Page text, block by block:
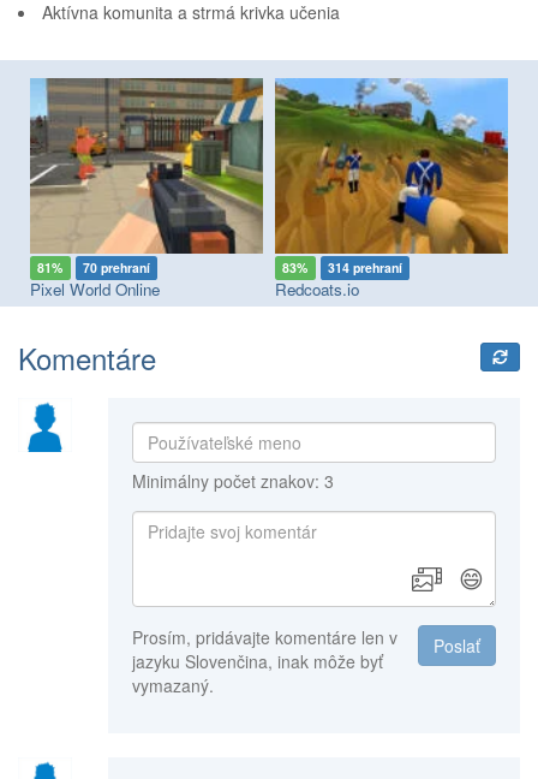
Aktívna komunita a strmá krivka učenia
81% 70 prehraní
Pixel World Online
83% 314 prehraní
Redcoats.io
Komentáre
Minimálny počet znakov: 3
😄
Poslať
Prosím, pridávajte komentáre len v
jazyku Slovenčina, inak môže byť
vymazaný.